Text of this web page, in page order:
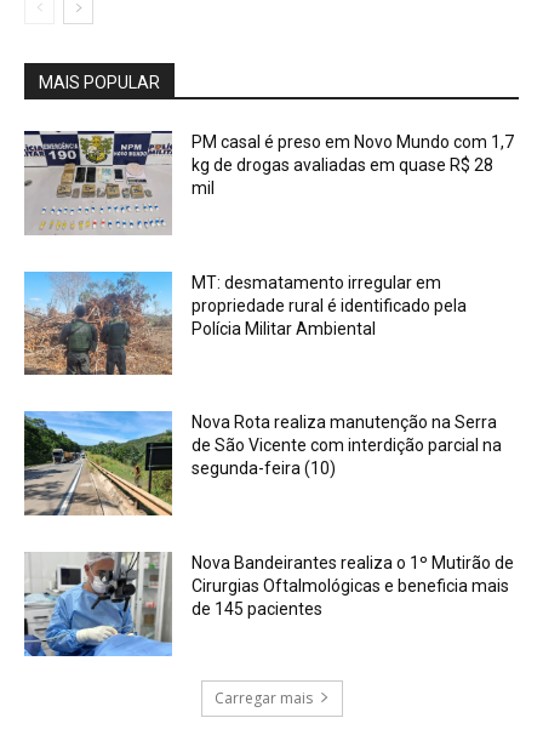
MAIS POPULAR
PM casal é preso em Novo Mundo com 1,7
kg de drogas avaliadas em quase R$ 28
mil
MT: desmatamento irregular em
propriedade rural é identificado pela
Polícia Militar Ambiental
Nova Rota realiza manutenção na Serra
de São Vicente com interdição parcial na
segunda-feira (10)
Nova Bandeirantes realiza o 1º Mutirão de
Cirurgias Oftalmológicas e beneficia mais
de 145 pacientes
Carregar mais